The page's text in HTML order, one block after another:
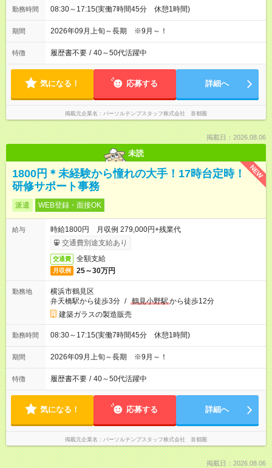
勤務時間 08:30～17:15(実働7時間45分 休憩1時間)
期間 2026年09月上旬～長期 ※9月～！
特徴 履歴書不要 / 40～50代活躍中
気になる！ 応募する 詳細へ
掲載元企業名 パーソルテンプスタッフ株式会社 首都圏
掲載日：2026.08.06
未読
NEW
1800円＊未経験から憧れの大手！17時台定時！
研修サポート事務
派遣 WEB登録・面接OK
給与
時給1800円 月収例 279,000円+残業代
交通費別途支給あり
交通費 全額支給
月収例 25～30万円
勤務地
横浜市鶴見区
弁天橋駅から徒歩3分 / 鶴見小野駅から徒歩12分
建築ガラスの製造販売
勤務時間 08:30～17:15(実働7時間45分 休憩1時間)
期間 2026年09月上旬～長期 ※9月～！
特徴 履歴書不要 / 40～50代活躍中
気になる！ 応募する 詳細へ
掲載元企業名 パーソルテンプスタッフ株式会社 首都圏
掲載日：2026.08.06